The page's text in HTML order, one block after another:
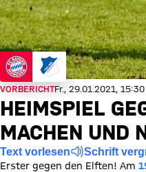
VORBERICHTFr., 29.01.2021, 15:30
HEIMSPIEL
MACHEN UND
Text vorlesen Schrift
Erster gegen den Elften! Am